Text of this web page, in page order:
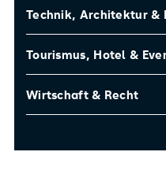
Technik, Architektur &
Tourismus, Hotel &
Wirtschaft & Recht